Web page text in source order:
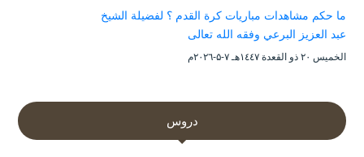
ما حكم مشاهدات مباريات كرة القدم ؟ لفضيلة الشيخ
عبد العزيز البرعي وفقه الله تعالى
الخميس ۲۰ ذو القعدة ۱٤٤۷هـ ۷-۵-۲۰۲٦م
دروس